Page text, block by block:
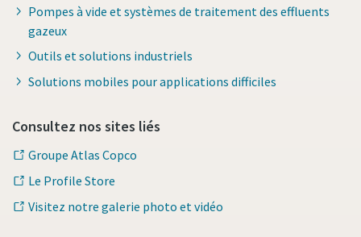
Pompes à vide et systèmes de traitement des effluents
gazeux
Outils et solutions industriels
Solutions mobiles pour applications difficiles
Consultez nos sites liés
Groupe Atlas Copco
Le Profile Store
Visitez notre galerie photo et vidéo